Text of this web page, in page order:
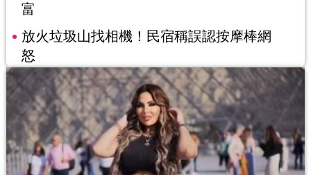
富
放火垃圾山找相機！民宿稱誤認按摩棒網
怒